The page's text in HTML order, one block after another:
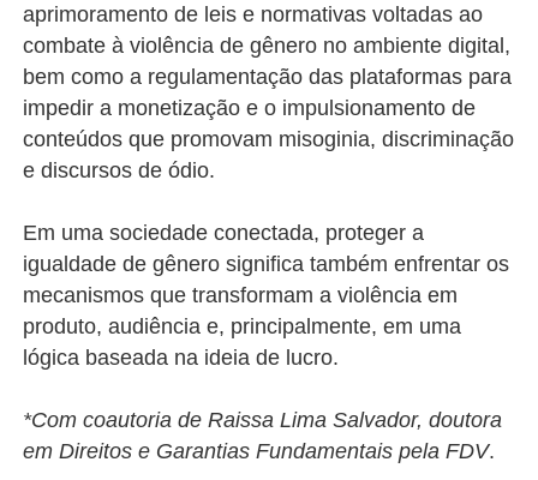
aprimoramento de leis e normativas voltadas ao
combate à violência de gênero no ambiente digital,
bem como a regulamentação das plataformas para
impedir a monetização e o impulsionamento de
conteúdos que promovam misoginia, discriminação
e discursos de ódio.
Em uma sociedade conectada, proteger a
igualdade de gênero significa também enfrentar os
mecanismos que transformam a violência em
produto, audiência e, principalmente, em uma
lógica baseada na ideia de lucro.
*Com coautoria de Raissa Lima Salvador, doutora
em Direitos e Garantias Fundamentais pela FDV.